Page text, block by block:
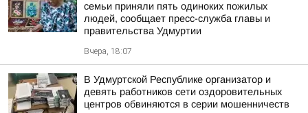
семьи приняли пять одиноких пожилых
людей, сообщает пресс-служба главы и
правительства Удмуртии
Вчера, 18:07
В Удмуртской Республике организатор и
девять работников сети оздоровительных
центров обвиняются в серии мошенничеств